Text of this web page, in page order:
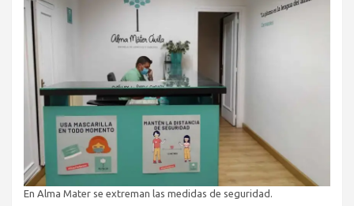
En Alma Mater se extreman las medidas de seguridad.